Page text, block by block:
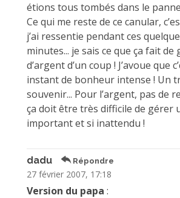
étions tous tombés dans le
Ce qui me reste de ce canular,
j’ai ressentie pendant ces
minutes... je sais ce que ça fait
d’argent d’un coup ! J’avoue que
instant de bonheur intense ! Un
souvenir... Pour l’argent, pas de
ça doit être très difficile de gérer
important et si inattendu !
dadu Répondre
27 février 2007, 17:18
Version du papa :